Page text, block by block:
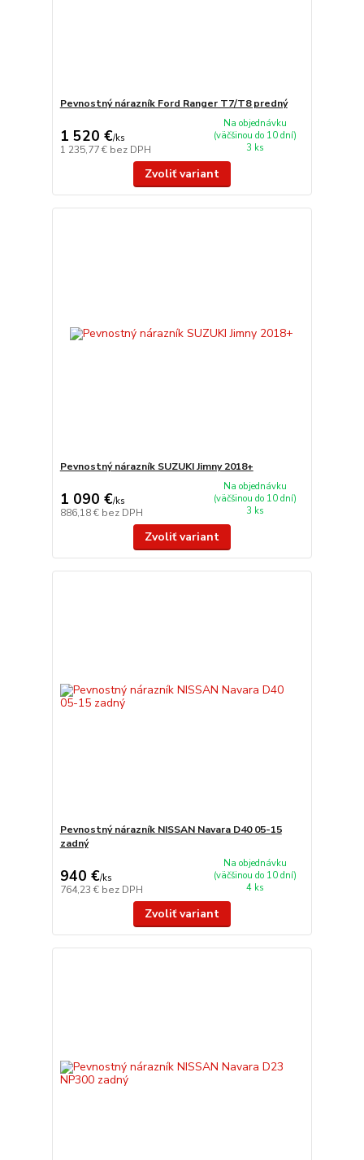
Pevnostný nárazník Ford Ranger T7/T8 predný
1 520 €/ks
1 235,77 € bez DPH
Na objednávku
(väčšinou do 10 dní)
3 ks
Zvoliť variant
Pevnostný nárazník SUZUKI Jimny 2018+
1 090 €/ks
886,18 € bez DPH
Na objednávku
(väčšinou do 10 dní)
3 ks
Zvoliť variant
Pevnostný nárazník NISSAN Navara D40 05-15
zadný
940 €/ks
764,23 € bez DPH
Na objednávku
(väčšinou do 10 dní)
4 ks
Zvoliť variant